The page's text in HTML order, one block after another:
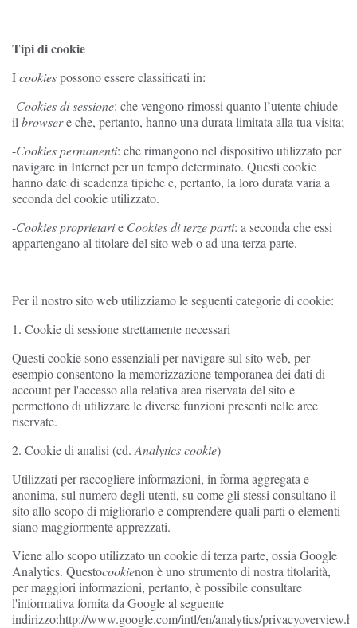
Tipi di cookie
Icookiespossono essere classificati in:
-Cookies di sessione: che vengono rimossi quanto l’utente chiude
ilbrowsere che, pertanto, hanno una durata limitata alla tua visita;
-Cookies permanenti: che rimangono nel dispositivo utilizzato per
navigare in Internet per un tempo determinato. Questi cookie
hanno date di scadenza tipiche e, pertanto, la loro durata varia a
seconda del cookie utilizzato.
-Cookies proprietarie Cookies di terze parti: a seconda che essi
appartengano al titolare del sito web o ad una terza parte.
Per il nostro sito web utilizziamo le seguenti categorie di cookie:
1. Cookie di sessione strettamente necessari
Questi cookie sono essenziali per navigare sul sito web, per
esempio consentono la memorizzazione temporanea dei dati di
account per l'accesso alla relativa area riservata del sito e
permettono di utilizzare le diverse funzioni presenti nelle aree
riservate.
2. Cookie di analisi (cd.Analytics cookie)
Utilizzati per raccogliere informazioni, in forma aggregata e
anonima, sul numero degli utenti, su come gli stessi consultano il
sito allo scopo di migliorarlo e comprendere quali parti o elementi
siano maggiormente apprezzati.
Viene allo scopo utilizzato un cookie di terza parte, ossia Google
Analytics. Questocookienon è uno strumento di nostra titolarità,
per maggiori informazioni, pertanto, è possibile consultare
l'informativa fornita da Google al seguente
indirizzo:http://www.google.com/intl/en/analytics/